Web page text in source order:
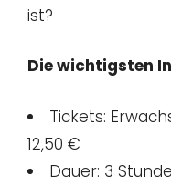
ist?
Die wichtigsten
Tickets:
12,50 €
Dauer: 3